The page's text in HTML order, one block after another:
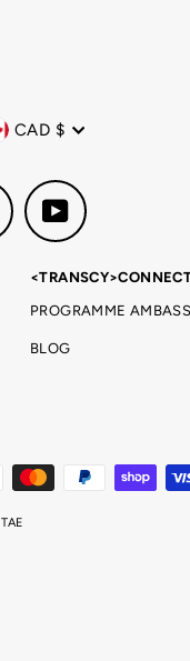
CAD $
Facebook YouTube
PROGRAMME
BLOG